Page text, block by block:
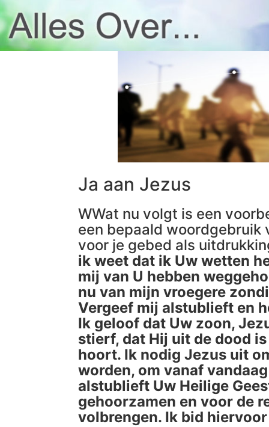
Ja aan Jezus
WWat nu volgt is een
een bepaald woordgebruik
voor je gebed als
ik weet dat ik Uw wetten
mij van U hebben
nu van mijn vroegere
Vergeef mij alstublieft en
Ik geloof dat Uw zoon,
stierf, dat Hij uit de dood
hoort. Ik nodig Jezus uit
worden, om vanaf
alstublieft Uw Heilige
gehoorzamen en voor de
volbrengen. Ik bid